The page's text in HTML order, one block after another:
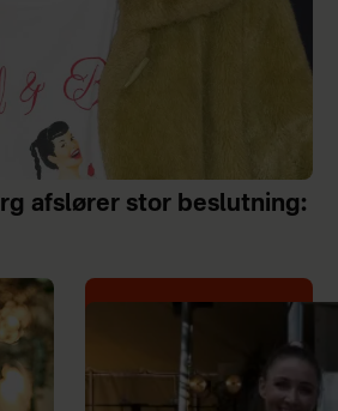
afslører stor beslutning: